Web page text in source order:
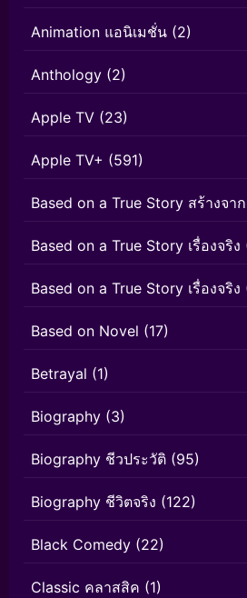
Animation แอนิเมชั่น (2)
Anthology (2)
Apple TV (23)
Apple TV+ (591)
Based on a True Story สร้างจาก
Based on a True Story เรื่องจริง
Based on a True Story เรื่องจริง
Based on Novel (17)
Betrayal (1)
Biography (3)
Biography ชีวประวัติ (95)
Biography ชีวิตจริง (122)
Black Comedy (22)
Classic คลาสสิค (1)